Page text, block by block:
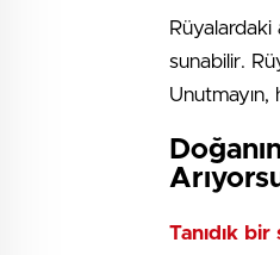
sunabilir.
Unutmayın,
Tanıdık bir